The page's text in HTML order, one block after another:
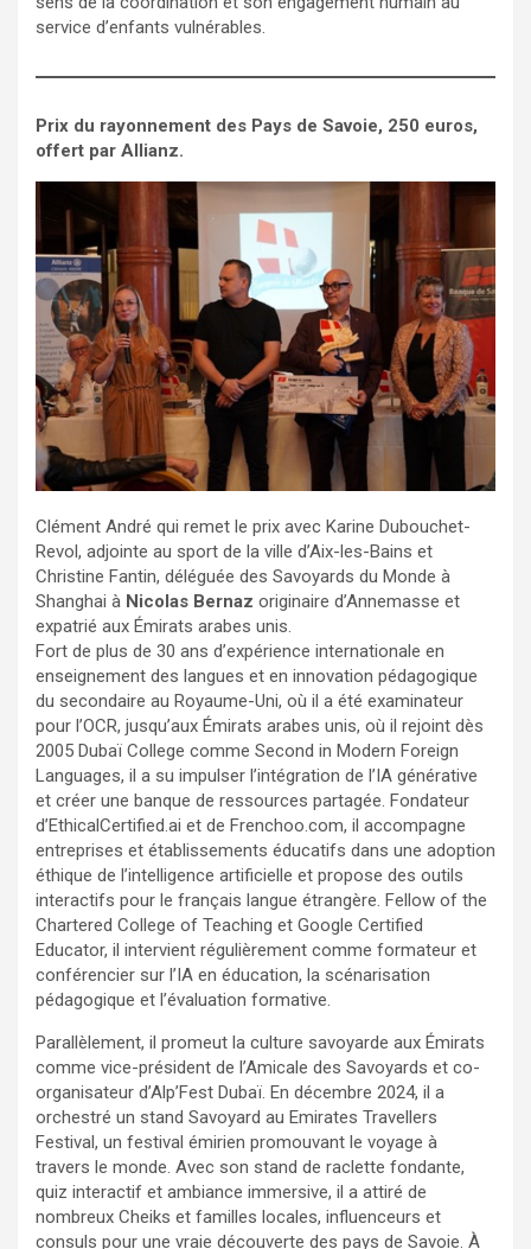
service d’enfants vulnérables.
Prix du rayonnement des Pays de Savoie, 250 euros,
offert par Allianz.
Clément André qui remet le prix avec Karine Dubouchet-
Revol, adjointe au sport de la ville d’Aix-les-Bains et
Christine Fantin, déléguée des Savoyards du Monde à
Shanghai à Nicolas Bernaz originaire d’Annemasse et
expatrié aux Émirats arabes unis.
Fort de plus de 30 ans d’expérience internationale en
enseignement des langues et en innovation pédagogique
du secondaire au Royaume-Uni, où il a été examinateur
pour l’OCR, jusqu’aux Émirats arabes unis, où il rejoint dès
2005 Dubaï College comme Second in Modern Foreign
Languages, il a su impulser l’intégration de l’IA générative
et créer une banque de ressources partagée. Fondateur
d’EthicalCertified.ai et de Frenchoo.com, il accompagne
entreprises et établissements éducatifs dans une adoption
éthique de l’intelligence artificielle et propose des outils
interactifs pour le français langue étrangère. Fellow of the
Chartered College of Teaching et Google Certified
Educator, il intervient régulièrement comme formateur et
conférencier sur l’IA en éducation, la scénarisation
pédagogique et l’évaluation formative.
Parallèlement, il promeut la culture savoyarde aux Émirats
comme vice-président de l’Amicale des Savoyards et co-
organisateur d’Alp’Fest Dubaï. En décembre 2024, il a
orchestré un stand Savoyard au Emirates Travellers
Festival, un festival émirien promouvant le voyage à
travers le monde. Avec son stand de raclette fondante,
quiz interactif et ambiance immersive, il a attiré de
nombreux Cheiks et familles locales, influenceurs et
consuls pour une vraie découverte des pays de Savoie. À